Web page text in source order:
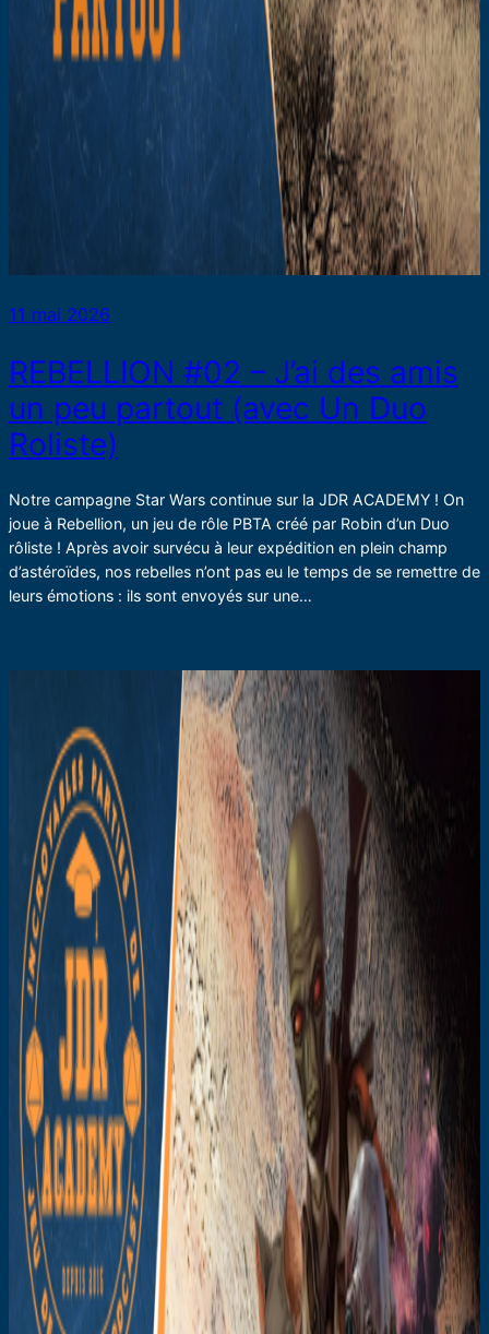
11 mai 2026
REBELLION #02 – J’ai des amis
un peu partout (avec Un Duo
Roliste)
Notre campagne Star Wars continue sur la JDR ACADEMY ! On
joue à Rebellion, un jeu de rôle PBTA créé par Robin d’un Duo
rôliste ! Après avoir survécu à leur expédition en plein champ
d’astéroïdes, nos rebelles n’ont pas eu le temps de se remettre de
leurs émotions : ils sont envoyés sur une…